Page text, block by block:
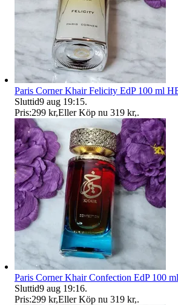
Paris Corner Khair Felicity EdP 100 ml
Sluttid9 aug 19:15.
Pris:299 kr,Eller Köp nu 319 kr,.
Paris Corner Khair Confection EdP 100
Sluttid9 aug 19:16.
Pris:299 kr,Eller Köp nu 319 kr,.